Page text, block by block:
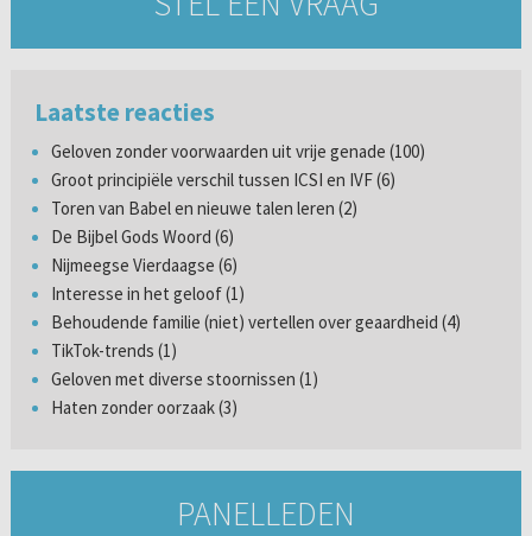
Laatste reacties
Geloven zonder voorwaarden uit vrije genade (100)
Groot principiële verschil tussen ICSI en IVF (6)
Toren van Babel en nieuwe talen leren (2)
De Bijbel Gods Woord (6)
Nijmeegse Vierdaagse (6)
Interesse in het geloof (1)
Behoudende familie (niet) vertellen over geaardheid (4)
TikTok-trends (1)
Geloven met diverse stoornissen (1)
Haten zonder oorzaak (3)
PANELLEDEN